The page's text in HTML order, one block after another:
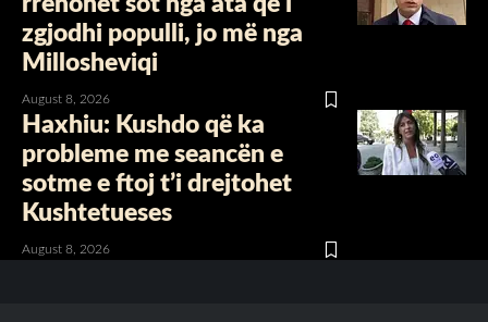
zgjodhi populli, jo më nga
Millosheviqi
August 8, 2026
Haxhiu: Kushdo që ka
probleme me seancën e
sotme e ftoj t’i drejtohet
Kushtetueses
August 8, 2026